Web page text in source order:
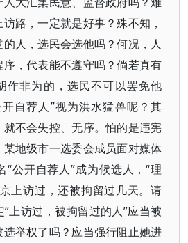
路，一定就是好事？殊不知，
人，选民会选他吗？何况，人
，代表能不遵守吗？倘若真有
作非为的，选民不可以罢免他
自荐人”视为洪水猛兽呢？其
不会失控、无序。怕的是违宪
地级市一选委会成员面对媒体
公开自荐人”成为候选人，“理
上访过，还被拘留过几天。请
上访过，被拘留过的人”应当被
举权了吗？应当强行阻止她进